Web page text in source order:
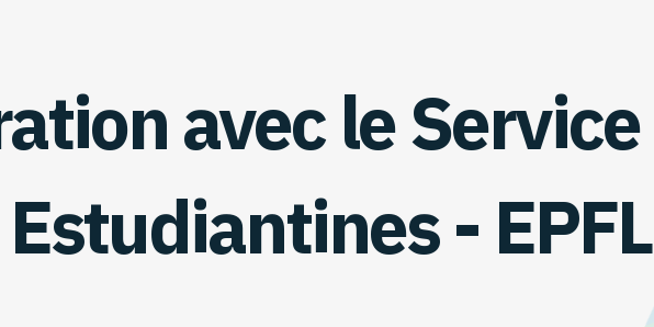
avec le
- EPFL